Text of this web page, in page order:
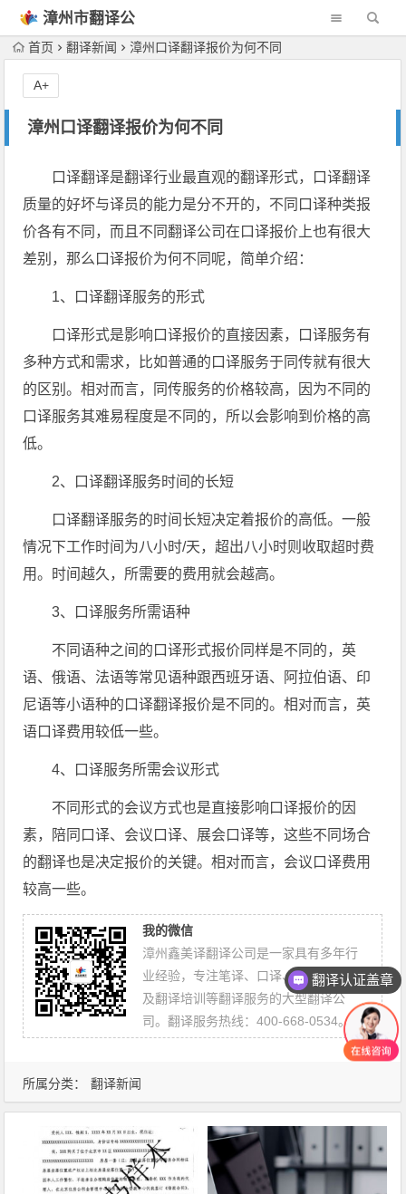
漳州市翻译公
司首页 翻译新闻 漳州口译翻译报价为何不同
漳州口译翻译报价为何不同
A+
所属分类： 翻译新闻
口译翻译是翻译行业最直观的翻译形式，口译翻译
质量的好坏与译员的能力是分不开的，不同口译种类报
价各有不同，而且不同翻译公司在口译报价上也有很大
差别，那么口译报价为何不同呢，简单介绍：
1、口译翻译服务的形式
口译形式是影响口译报价的直接因素，口译服务有
多种方式和需求，比如普通的口译服务于同传就有很大
的区别。相对而言，同传服务的价格较高，因为不同的
口译服务其难易程度是不同的，所以会影响到价格的高
低。
2、口译翻译服务时间的长短
口译翻译服务的时间长短决定着报价的高低。一般
情况下工作时间为八小时/天，超出八小时则收取超时费
用。时间越久，所需要的费用就会越高。
3、口译服务所需语种
不同语种之间的口译形式报价同样是不同的，英
语、俄语、法语等常见语种跟西班牙语、阿拉伯语、印
尼语等小语种的口译翻译报价是不同的。相对而言，英
语口译费用较低一些。
4、口译服务所需会议形式
不同形式的会议方式也是直接影响口译报价的因
素，陪同口译、会议口译、展会口译等，这些不同场合
的翻译也是决定报价的关键。相对而言，会议口译费用
较高一些。
我的微信
漳州鑫美译翻译公司是一家具有多年行
业经验，专注笔译、口译、网站翻译、
及翻译培训等翻译服务的大型翻译公
司。翻译服务热线：400-668-0534。
翻译认证盖章